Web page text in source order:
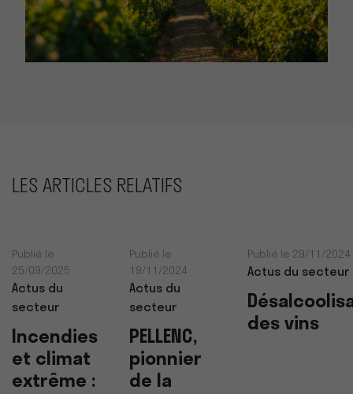
LES ARTICLES RELATIFS
Publié le
25/09/2025
Actus du
secteur
Incendies
et climat
extrême :
Publié le
19/11/2024
Actus du
secteur
PELLENC,
pionnier
de la
Publié le 29/11/2024
Actus du secteur
des vins